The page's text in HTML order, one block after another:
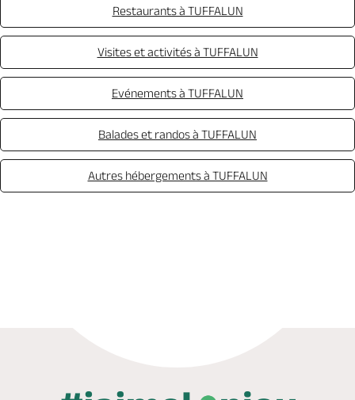
Restaurants à TUFFALUN
Visites et activités à TUFFALUN
Evénements à TUFFALUN
Balades et randos à TUFFALUN
Autres hébergements à TUFFALUN